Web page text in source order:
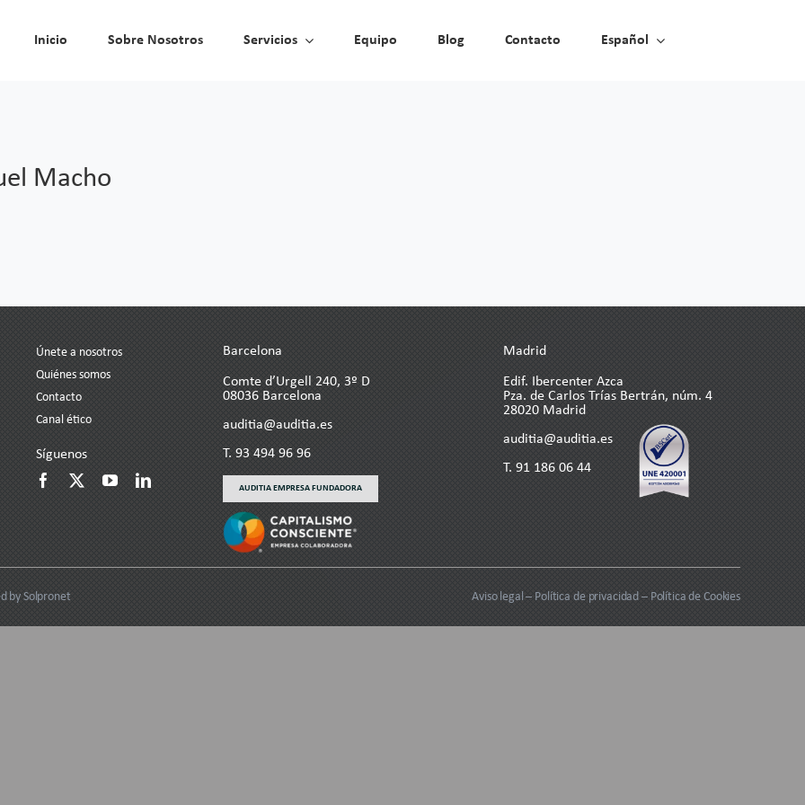
Inicio Sobre Nosotros Servicios Equipo Blog Contacto Español
Inicio Sobre Nosotros Servicios Equipo Blog Contacto Español
Macho
Únete a nosotros
Quiénes somos
Contacto
Canal ético
Síguenos
Barcelona
Comte d’Urgell 240, 3º D
08036 Barcelona
auditia@auditia.es
T. 93 494 96 96
AUDITIA EMPRESA FUNDADORA
Madrid
Edif. Ibercenter Azca
Pza. de Carlos Trías Bertrán, núm. 4
28020 Madrid
auditia@auditia.es
T. 91 186 06 44
by Solpronet Aviso legal – Política de privacidad – Política de Cookies